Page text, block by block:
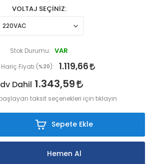
VOLTAJ SEÇİNİZ
Stok Durumu: VAR
Hariç Fiyatı (%20 ): 1.119,66
Dahil 1.343,59
taksit seçenekleri için tıklayın
Sepete Ekle
Hemen Al